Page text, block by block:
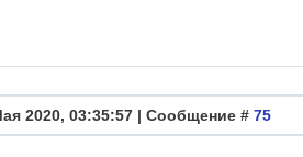
2020, 03:35:57 | Сообщение # 75